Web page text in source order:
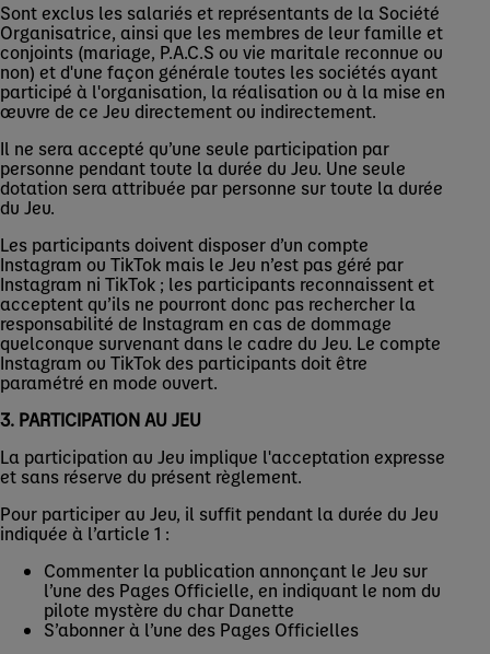
Sont exclus les salariés et représentants de la Société
Organisatrice, ainsi que les membres de leur famille et
conjoints (mariage, P.A.C.S ou vie maritale reconnue ou
non) et d'une façon générale toutes les sociétés ayant
participé à l'organisation, la réalisation ou à la mise en
œuvre de ce Jeu directement ou indirectement.
Il ne sera accepté qu’une seule participation par
personne pendant toute la durée du Jeu. Une seule
dotation sera attribuée par personne sur toute la durée
du Jeu.
Les participants doivent disposer d’un compte
Instagram ou TikTok mais le Jeu n’est pas géré par
Instagram ni TikTok ; les participants reconnaissent et
acceptent qu’ils ne pourront donc pas rechercher la
responsabilité de Instagram en cas de dommage
quelconque survenant dans le cadre du Jeu. Le compte
Instagram ou TikTok des participants doit être
paramétré en mode ouvert.
3. PARTICIPATION AU JEU
La participation au Jeu implique l'acceptation expresse
et sans réserve du présent règlement.
Pour participer au Jeu, il suffit pendant la durée du Jeu
indiquée à l’article 1 :
Commenter la publication annonçant le Jeu sur
l’une des Pages Officielle, en indiquant le nom du
pilote mystère du char Danette
S’abonner à l’une des Pages Officielles